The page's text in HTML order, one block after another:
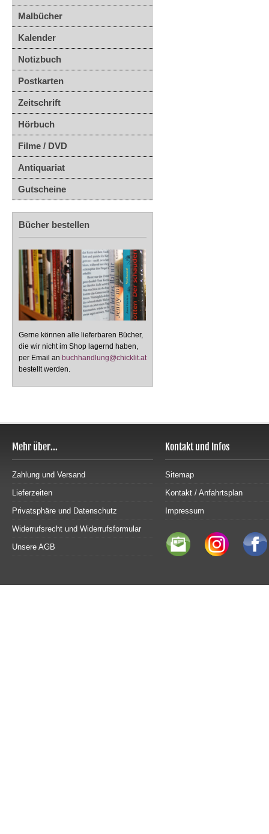
Malbücher
Kalender
Notizbuch
Postkarten
Zeitschrift
Hörbuch
Filme / DVD
Antiquariat
Gutscheine
Bücher bestellen
Gerne können alle lieferbaren Bücher,
die wir nicht im Shop lagernd haben,
per Email an buchhandlung@chicklit.at
bestellt werden.
Mehr über...
Zahlung und Versand
Lieferzeiten
Privatsphäre und Datenschutz
Widerrufsrecht und Widerrufsformular
Unsere AGB
Kontakt und Infos
Sitemap
Kontakt / Anfahrtsplan
Impressum